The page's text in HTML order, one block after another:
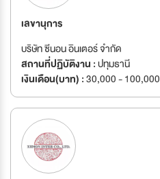
เลขานุการ
บริษัท ซีนอน อินเตอร์ จำกัด
สถานที่ปฏิบัติงาน :ปทุมธานี
เงินเดือน(บาท) :30,000 - 100,000